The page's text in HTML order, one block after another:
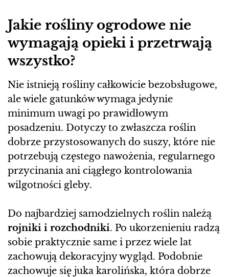
Jakie rośliny ogrodowe nie
wymagają opieki i przetrwają
wszystko?
Nie istnieją rośliny całkowicie bezobsługowe,
ale wiele gatunków wymaga jedynie
minimum uwagi po prawidłowym
posadzeniu. Dotyczy to zwłaszcza roślin
dobrze przystosowanych do suszy, które nie
potrzebują częstego nawożenia, regularnego
przycinania ani ciągłego kontrolowania
wilgotności gleby.
Do najbardziej samodzielnych roślin należą
rojniki i rozchodniki. Po ukorzenieniu radzą
sobie praktycznie same i przez wiele lat
zachowują dekoracyjny wygląd. Podobnie
zachowuje się juka karolińska, która dobrze